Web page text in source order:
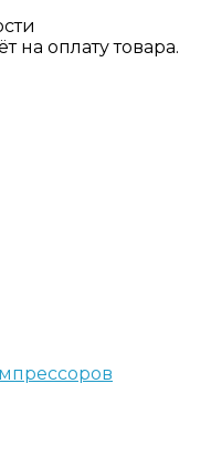
на оплату товара.